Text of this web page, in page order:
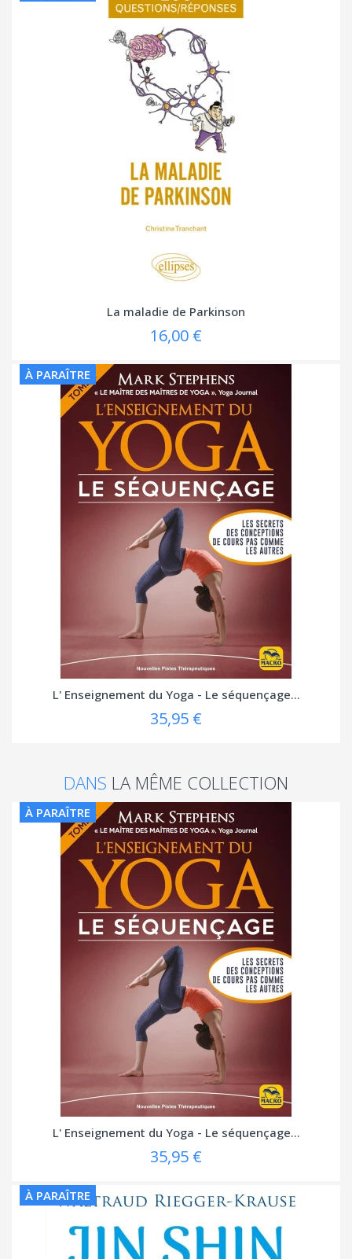
La maladie de Parkinson
16,00 €
À PARAÎTRE
L' Enseignement du Yoga - Le séquençage...
35,95 €
DANS LA MÊME COLLECTION
À PARAÎTRE
L' Enseignement du Yoga - Le séquençage...
35,95 €
À PARAÎTRE